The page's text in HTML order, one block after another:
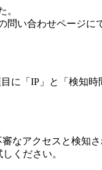
。
い合わせページに
に「IP」と「検知
なアクセスと検知さ
ください。